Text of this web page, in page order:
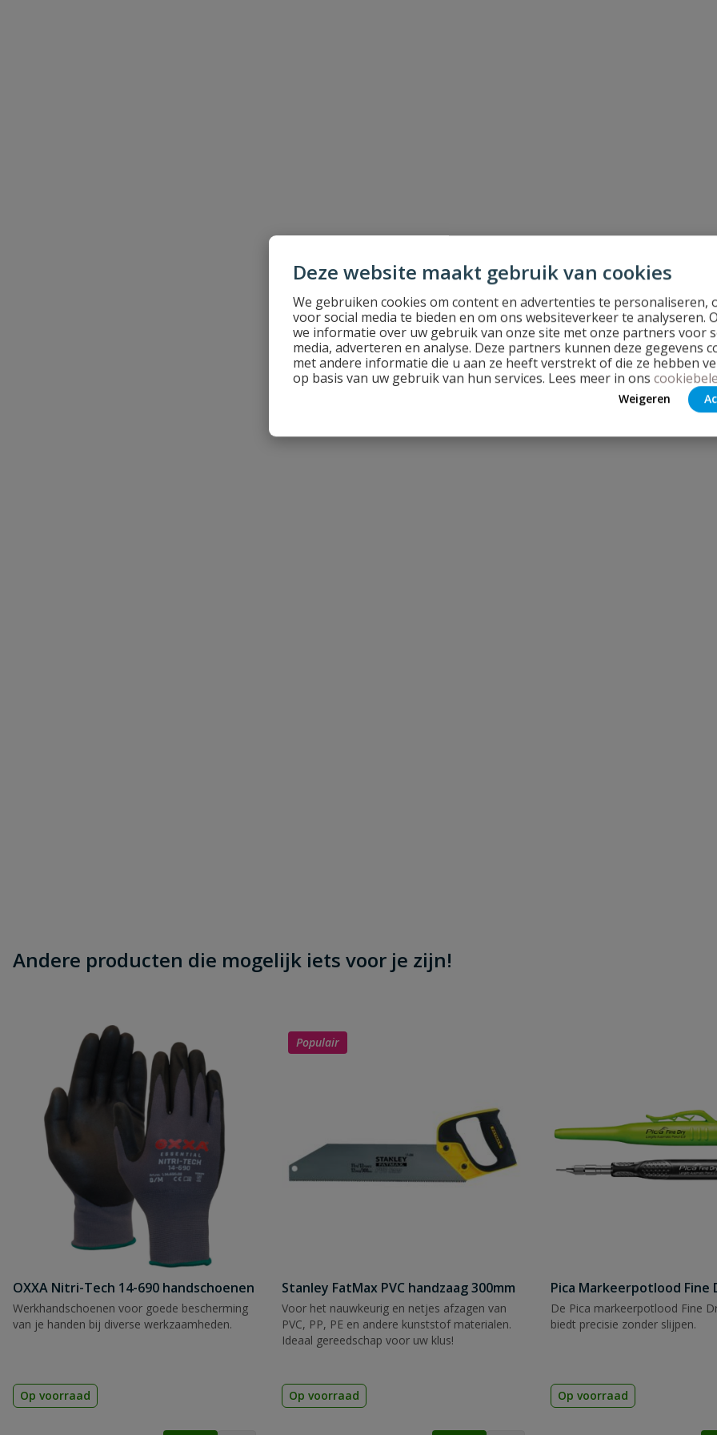
Deze website maakt gebruik van cookies
We gebruiken cookies om content en advertenties te personaliseren,
voor social media te bieden en om ons websiteverkeer te analyseren.
we informatie over uw gebruik van onze site met onze partners voor
media, adverteren en analyse. Deze partners kunnen deze gegevens
met andere informatie die u aan ze heeft verstrekt of die ze hebben
op basis van uw gebruik van hun services. Lees meer in ons
Weigeren
Andere producten die mogelijk iets voor je zijn!
OXXA Nitri-Tech 14-690 handschoenen
Werkhandschoenen voor goede bescherming
van je handen bij diverse werkzaamheden.
Op voorraad
Populair
Stanley FatMax PVC handzaag 300mm
Voor het nauwkeurig en netjes afzagen van
PVC, PP, PE en andere kunststof materialen.
Ideaal gereedschap voor uw klus!
Op voorraad
Pica Markeerpotlood Fine
De Pica markeerpotlood Fine
biedt precisie zonder slijpen.
Op voorraad